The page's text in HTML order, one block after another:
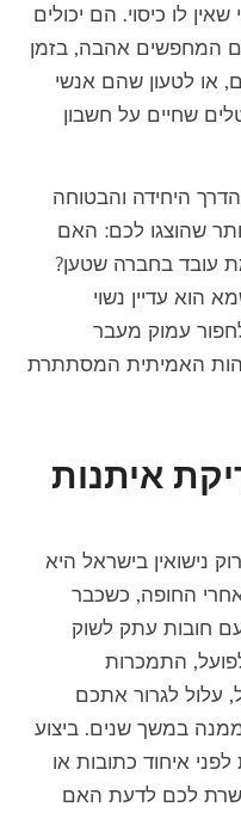
לו כיסוי. הם יכולים
המחפשים אהבה, בזמן
או לטעון שהם אנשי
שחיים על חשבון
היחידה והבטוחה
שהוצגו לכם: האם
עובד בחברה שטען?
הוא עדיין נשוי
עמוק מעבר
האמיתית המסתתרת
איתנות
נישואין בישראל היא
החופה, כשכבר
חובות עתק לשוק
התמכרות
עלול לגרור אתכם
במשך שנים. ביצוע
איחוד כתובות או
לכם לדעת האם